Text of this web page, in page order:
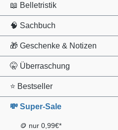
📖 Belletristik
🧠 Sachbuch
🎁 Geschenke & Notizen
🤫 Überraschung
⭐ Bestseller
💸 Super-Sale
🪙 nur 0,99€*